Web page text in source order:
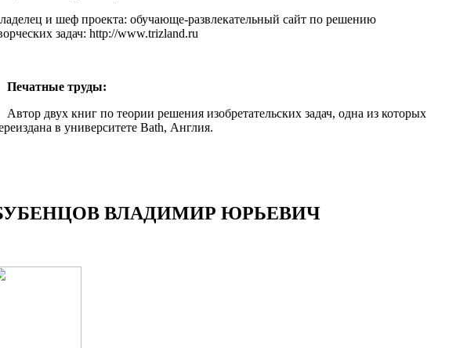
и шеф проекта: обучающе-развлекательный сайт по решению
задач: http://www.trizland.ru
труды:
двух книг по теории решения изобретательских задач, одна из которых
в университете Bath, Англия.
ВЛАДИМИР ЮРЬЕВИЧ